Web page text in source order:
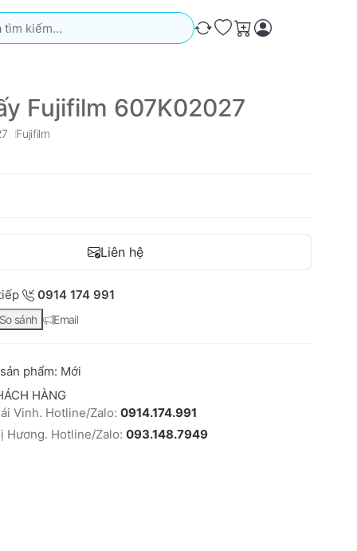
Kết quả sẽ tự động xuất hiện khi bạn nhập. Nhấn phím
So sánh
Ưa thích
Giỏ hàng
Fujifilm 607K02027
Fujifilm
Liên hệ
0914 174 991
So sánh Email
phẩm: Mới
HÀNG
Vinh. Hotline/Zalo: 0914.174.991
Hương. Hotline/Zalo: 093.148.7949